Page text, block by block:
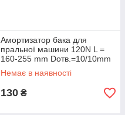
Амортизатор бака для
пральної машини 120N L =
160-255 mm Dотв.=10/10mm
DP Gorenje
Немає в наявності
130 ₴